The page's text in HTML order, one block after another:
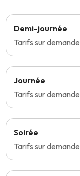
Demi-journée
Tarifs sur demande
Journée
Tarifs sur demande
Soirée
Tarifs sur demande